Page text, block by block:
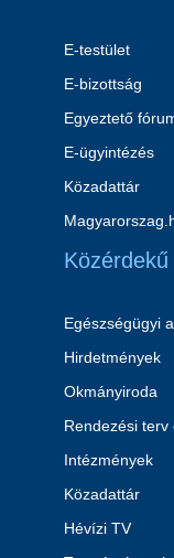
E-testület
E-bizottság
Egyeztető
E-ügyintézés
Közadattár
Közérdekű
Egészségügyi
Hirdetmények
Okmányiroda
Rendezési
Intézmények
Közadattár
Hévízi TV